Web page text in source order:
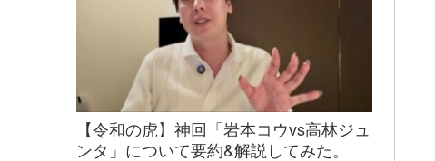
【令和の虎】神回「岩本コウvs高林ジュ
ンタ」について要約&解説してみた。